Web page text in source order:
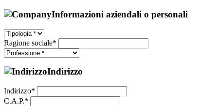
Informazioni aziendali o personali
Ragione sociale*
Indirizzo
Indirizzo*
C.A.P.*